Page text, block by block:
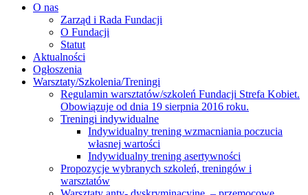
O nas
Zarząd i Rada Fundacji
O Fundacji
Statut
Aktualności
Ogłoszenia
Warsztaty/Szkolenia/Treningi
Regulamin warsztatów/szkoleń Fundacji Strefa Kobiet.
Obowiązuje od dnia 19 sierpnia 2016 roku.
Treningi indywidualne
Indywidualny trening wzmacniania poczucia
własnej wartości
Indywidualny trening asertywności
Propozycje wybranych szkoleń, treningów i
warsztatów